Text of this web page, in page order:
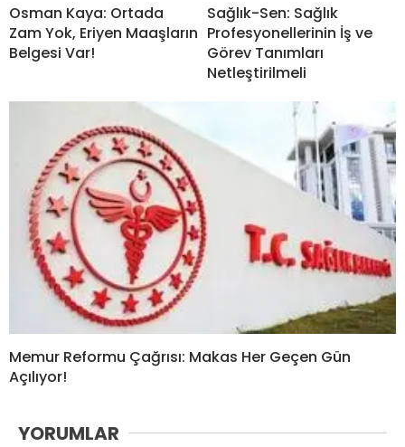
Osman Kaya: Ortada
Zam Yok, Eriyen Maaşların
Belgesi Var!
Sağlık-Sen: Sağlık
Profesyonellerinin İş ve
Görev Tanımları
Netleştirilmeli
Memur Reformu Çağrısı: Makas Her Geçen Gün
Açılıyor!
YORUMLAR